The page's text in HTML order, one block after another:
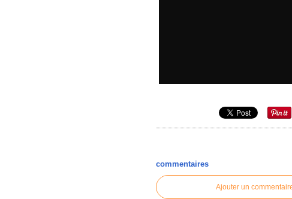
commentaires
Ajouter un